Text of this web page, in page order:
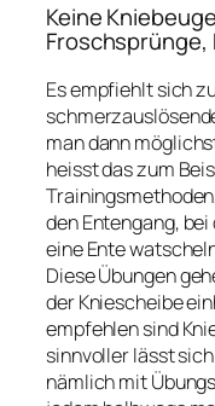
Keine
Froschsprünge,
Es empfiehlt sich
man dann
heisst das zum
den Entengang,
eine Ente
Diese Übungen
der Kniescheibe
empfehlen sind
sinnvoller lässt
nämlich mit